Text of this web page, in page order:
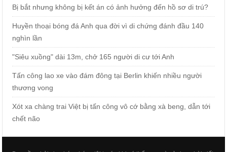
Bị bắt nhưng không bị kết án có ảnh hưởng đến hồ sơ di trú?
Huyền thoại bóng đá Anh qua đời vì di chứng đánh đầu 140
nghìn lần
"Siêu xuồng" dài 13m, chở 165 người di cư tới Anh
Tấn công lao xe vào đám đông tại Berlin khiến nhiều người
thương vong
Xót xa chàng trai Việt bị tấn công vô cớ bằng xà beng, dẫn tới
chết não